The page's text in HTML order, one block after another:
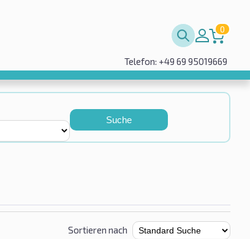
0
Telefon: +49 69 95019669
Suche
Sortieren nach